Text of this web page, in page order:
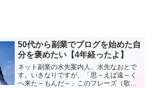
50代から副業でブログを始めた自
分を褒めたい【4年経ったよ】
ネット副業の水先案内人、水先なおとで
す。いきなりですが、「思～えば遠～く
へ来た～もんだ～」このフレーズ（歌）